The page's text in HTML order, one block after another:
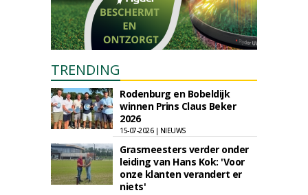
TRENDING
Rodenburg en Bobeldijk
winnen Prins Claus Beker
2026
15-07-2026 | NIEUWS
Grasmeesters verder onder
leiding van Hans Kok: 'Voor
onze klanten verandert er
niets'